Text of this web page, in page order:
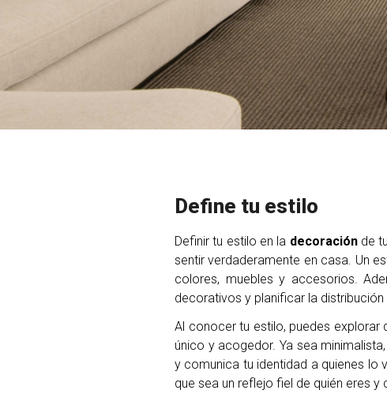
Define tu estilo
Definir tu estilo en la decoraciónde
sentir verdaderamente en casa. Un
colores, muebles y accesorios.
decorativos y planificar la
Al conocer tu estilo, puedes explorar
único y acogedor. Ya sea
y comunica tu identidad a quienes lo
que sea un reflejo fiel de quién eres